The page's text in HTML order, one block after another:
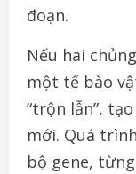
đoạn.
Nếu hai
một tế bào
“trộn lẫn”,
mới. Quá
bộ gene,